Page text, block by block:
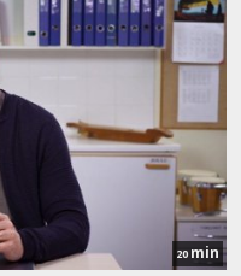
20 min